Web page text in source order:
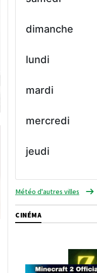
dimanche
lundi
mardi
mercredi
jeudi
Météo d'autres villes
CINÉMA